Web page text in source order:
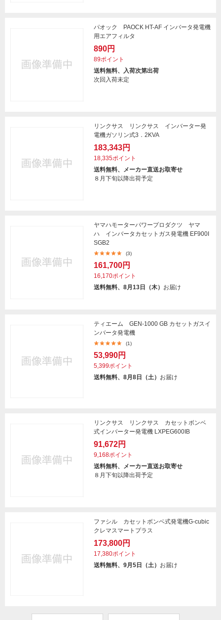
パオック PAOCK HT-AF インバータ発電機
用エアフィルタ
890円
89ポイント
送料無料、入荷次第出荷
次回入荷未定
リンクサス リンクサス インバーター発
電機ガソリン式3．2KVA
183,343円
18,335ポイント
送料無料、メーカー直送お取寄せ
８月下旬以降出荷予定
ヤマハモーターパワープロダクツ ヤマ
ハ インバータカセットガス発電機 EF900I
SGB2
(3)
161,700円
16,170ポイント
送料無料、8月13日（木） お届け
ティエーム GEN-1000 GB カセットガスイ
ンバータ発電機
(1)
53,990円
5,399ポイント
送料無料、8月8日（土） お届け
リンクサス リンクサス カセットボンベ
式インバーター発電機 LXPEG600IB
91,672円
9,168ポイント
送料無料、メーカー直送お取寄せ
８月下旬以降出荷予定
ファシル カセットボンベ式発電機G-cubic
クレマスマートプラス
173,800円
17,380ポイント
送料無料、9月5日（土） お届け